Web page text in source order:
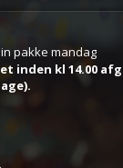
pakke mandag
inden kl 14.00